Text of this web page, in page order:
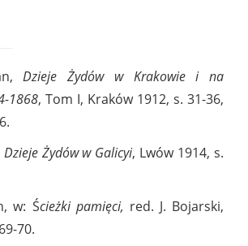
Dzieje Żydów w Krakowie i na
1868, Tom I, Kraków 1912, s. 31-36,
Dzieje Żydów w Galicyi, Lwów 1914, s.
w: Ścieżki pamięci, red. J. Bojarski,
70.